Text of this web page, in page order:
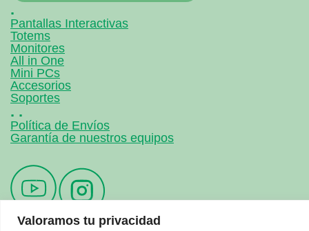
Valoramos tu privacidad
.
Pantallas Interactivas
Totems
Monitores
All in One
Mini PCs
Accesorios
Soportes
. .
Política de Envíos
Garantía de nuestros equipos